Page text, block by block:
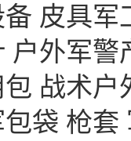
皮具军
户外军警
战术户
包袋 枪套